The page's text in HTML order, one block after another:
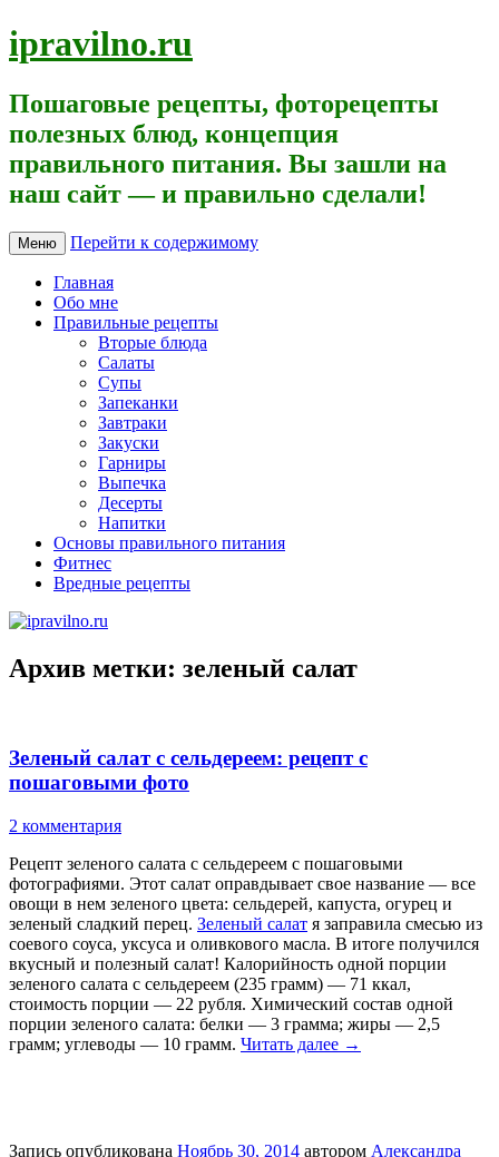
ipravilno.ru
Пошаговые рецепты, фоторецепты
полезных блюд, концепция
правильного питания. Вы зашли на
наш сайт — и правильно сделали!
Меню Перейти к содержимому
Главная
Обо мне
Правильные рецепты
Вторые блюда
Салаты
Супы
Запеканки
Завтраки
Закуски
Гарниры
Выпечка
Десерты
Напитки
Основы правильного питания
Фитнес
Вредные рецепты
Архив метки: зеленый салат
Зеленый салат с сельдереем: рецепт с
пошаговыми фото
2 комментария
Рецепт зеленого салата с сельдереем с пошаговыми
фотографиями. Этот салат оправдывает свое название — все
овощи в нем зеленого цвета: сельдерей, капуста, огурец и
зеленый сладкий перец. Зеленый салат я заправила смесью из
соевого соуса, уксуса и оливкового масла. В итоге получился
вкусный и полезный салат! Калорийность одной порции
зеленого салата с сельдереем (235 грамм) — 71 ккал,
стоимость порции — 22 рубля. Химический состав одной
порции зеленого салата: белки — 3 грамма; жиры — 2,5
грамм; углеводы — 10 грамм. Читать далее →
Запись опубликована Ноябрь 30, 2014 автором Александра